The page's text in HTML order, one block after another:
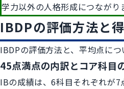
学力以外の人格形成につながり
IBDPの評価方法と
IBDPの評価方法と、平均点につ
45点満点の内訳とコア科目
IBの成績は、6科目それぞれが